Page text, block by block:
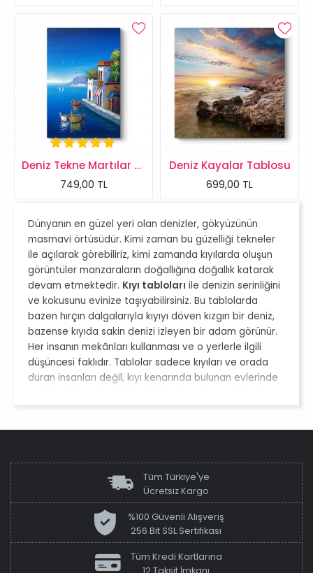
Deniz Tekne Martılar Manzara Tablosu
749,00 TL
Deniz Kayalar Tablosu
699,00 TL
Dünyanın en güzel yeri olan denizler, gökyüzünün
masmavi örtüsüdür. Kimi zaman bu güzelliği tekneler
ile açılarak görebiliriz, kimi zamanda kıyılarda oluşun
görüntüler manzaraların doğallığına doğallık katarak
devam etmektedir. Kıyı tabloları ile denizin serinliğini
ve kokusunu evinize taşıyabilirsiniz. Bu tablolarda
bazen hırçın dalgalarıyla kıyıyı döven kızgın bir deniz,
bazense kıyıda sakin denizi izleyen bir adam görünür.
Her insanın mekânları kullanması ve o yerlerle ilgili
düşüncesi faklıdır. Tablolar sadece kıyıları ve orada
duran insanları değil, kıyı kenarında bulunan evlerinde
Birçok yağlı boya çalışması ile gün batımını konu alan
Tüm Türkiye'ye
Ücretsiz Kargo
%100 Güvenli Alışveriş
256 Bit SSL Sertifikası
Tüm Kredi Kartlarına